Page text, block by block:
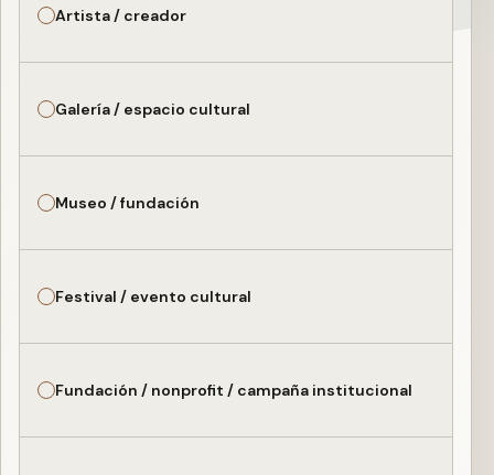
Artista / creador
Galería / espacio cultural
Museo / fundación
Festival / evento cultural
Fundación / nonprofit / campaña institucional